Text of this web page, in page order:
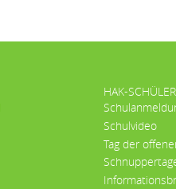
HAK-
Schulvideo
Tag der